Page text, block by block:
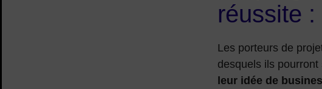
réussite :
Les porteurs de
desquels ils pourront
leur idée de